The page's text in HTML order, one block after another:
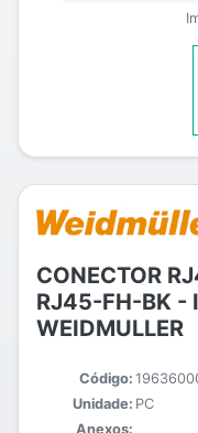
CONECTOR
RJ45-FH-BK
WEIDMULLER
Código:
Unidade: PC
Anexos: